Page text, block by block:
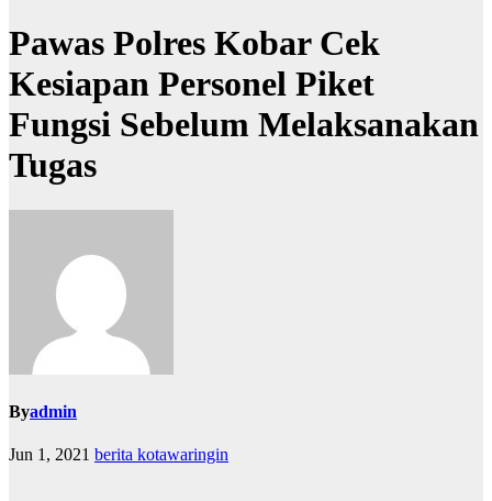
Pawas Polres Kobar Cek
Kesiapan Personel Piket
Fungsi Sebelum Melaksanakan
Tugas
Byadmin
Jun 1, 2021 berita kotawaringin